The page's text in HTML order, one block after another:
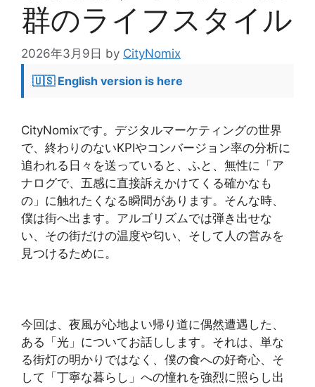
群のライフスタイル
2026年3月9日 by CityNomix
🇺🇸 English version is here
CityNomixです。デジタルマーケティングの世界
で、終わりのないKPIやコンバージョン率の分析に
追われる日々を送っていると、ふと、無性に「ア
ナログで、五感に直接訴えかけてくる確かなも
の」に触れたくなる瞬間があります。そんな時、
僕は街へ出ます。アルゴリズムでは弾き出せな
い、その街だけの温度や匂い、そして人の営みを
見つけるために。
今回は、夜風が心地よい帰り道に偶然遭遇した、
ある「光」についてお話しします。それは、単な
る街灯の明かりではなく、僕の食への好奇心、そ
して「丁寧な暮らし」への憧れを強烈に照らし出